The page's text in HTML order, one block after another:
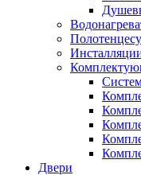
Двери